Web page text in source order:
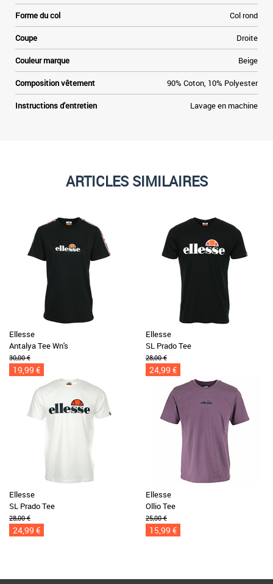
Forme du col Col rond
Coupe Droite
Couleur marque Beige
Composition vêtement 90% Coton, 10% Polyester
Instructions d'entretien Lavage en machine
ARTICLES SIMILAIRES
Ellesse
Antalya Tee Wn's
30,00 €
19,99 €
Ellesse
SL Prado Tee
28,00 €
24,99 €
Ellesse
SL Prado Tee
28,00 €
24,99 €
Ellesse
Ollio Tee
25,00 €
15,99 €